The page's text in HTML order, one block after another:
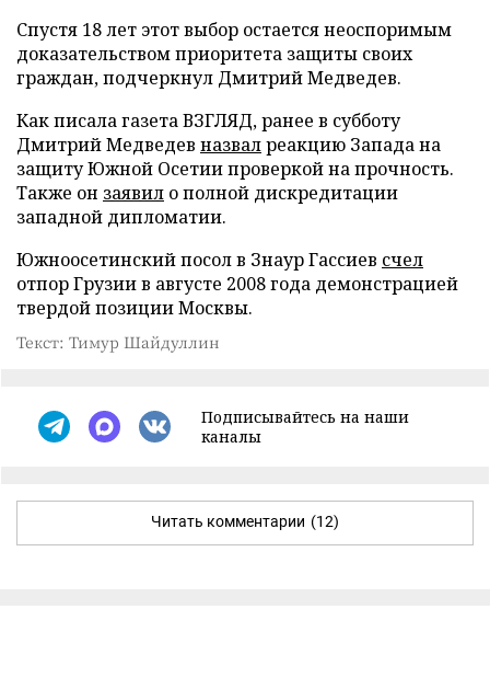
Спустя 18 лет этот выбор остается неоспоримым
доказательством приоритета защиты своих
граждан, подчеркнул Дмитрий Медведев.
Как писала газета ВЗГЛЯД, ранее в субботу
Дмитрий Медведев назвалреакцию Запада на
защиту Южной Осетии проверкой на прочность.
Также он заявил о полной дискредитации
западной дипломатии.
Южноосетинский посол в Знаур Гассиев счел
отпор Грузии в августе 2008 года демонстрацией
твердой позиции Москвы.
Текст: Тимур Шайдуллин
Подписывайтесь на наши
каналы
Читать комментарии (12)